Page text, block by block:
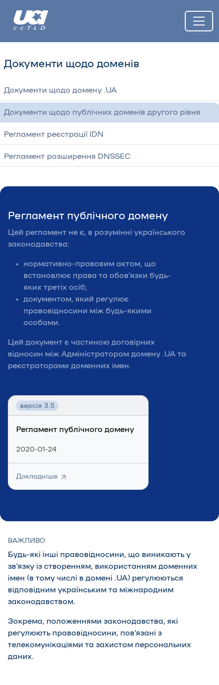
Документи щодо доменів
Документи щодо домену .UA
Документи щодо публічних доменів другого рівня
Регламент реєстрації IDN
Регламент розширення DNSSEC
Регламент публічного домену
Цей регламент не є, в розумінні українського
законодавства:
нормативно-правовим актом, що
встановлює права та обов’язки будь-
яких третіх осіб;
документом, який регулює
правовідносини між будь-якими
особами.
Цей документ є частиною договірних
відносин між Адміністратором домену .UA та
реєстраторами доменних імен.
версія 3.5
Регламент публічного домену
2020-01-24
Докладніше
ВАЖЛИВО
Будь-які інші правовідносини, що виникають у
звʼязку із створенням, використанням доменних
імен (в тому числі в домені .UA) регулюються
відповідним українським та міжнародним
законодавством.
Зокрема, положеннями законодавства, які
регулюють правовідносини, пов'язані з
телекомунікаціями та захистом персональних
даних.